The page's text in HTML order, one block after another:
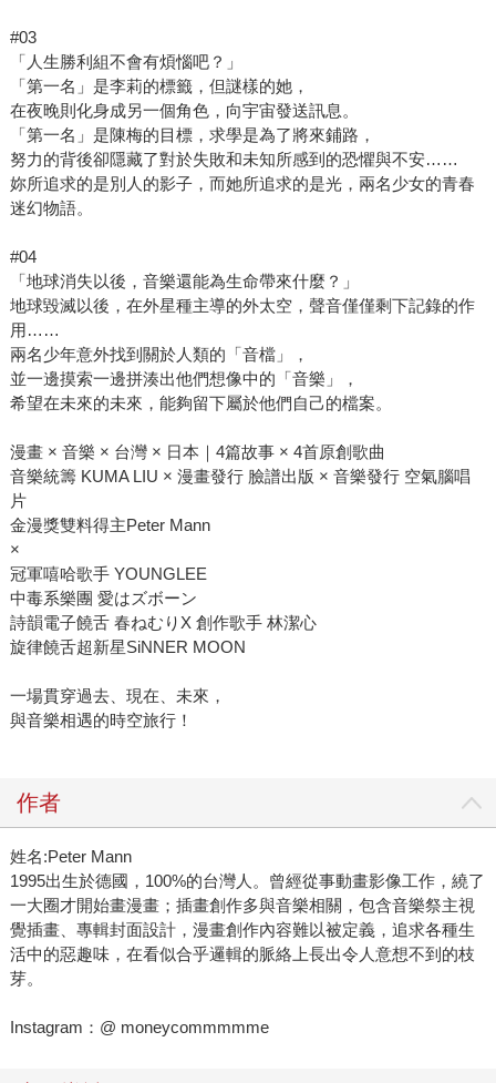
#03
「人生勝利組不會有煩惱吧？」
「第一名」是李莉的標籤，但謎樣的她，
在夜晚則化身成另一個角色，向宇宙發送訊息。
「第一名」是陳梅的目標，求學是為了將來鋪路，
努力的背後卻隱藏了對於失敗和未知所感到的恐懼與不安……
妳所追求的是別人的影子，而她所追求的是光，兩名少女的青春
迷幻物語。
#04
「地球消失以後，音樂還能為生命帶來什麼？」
地球毀滅以後，在外星種主導的外太空，聲音僅僅剩下記錄的作
用……
兩名少年意外找到關於人類的「音檔」，
並一邊摸索一邊拼湊出他們想像中的「音樂」，
希望在未來的未來，能夠留下屬於他們自己的檔案。
漫畫 × 音樂 × 台灣 × 日本｜4篇故事 × 4首原創歌曲
音樂統籌 KUMA LIU × 漫畫發行 臉譜出版 × 音樂發行 空氣腦唱
片
金漫獎雙料得主Peter Mann
×
冠軍嘻哈歌手 YOUNGLEE
中毒系樂團 愛はズボーン
詩韻電子饒舌 春ねむりX 創作歌手 林潔心
旋律饒舌超新星SiNNER MOON
一場貫穿過去、現在、未來，
與音樂相遇的時空旅行！
作者
姓名:Peter Mann
1995出生於德國，100%的台灣人。曾經從事動畫影像工作，繞了
一大圈才開始畫漫畫；插畫創作多與音樂相關，包含音樂祭主視
覺插畫、專輯封面設計，漫畫創作內容難以被定義，追求各種生
活中的惡趣味，在看似合乎邏輯的脈絡上長出令人意想不到的枝
芽。
Instagram：@ moneycommmmme